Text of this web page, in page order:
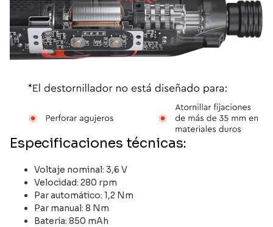
Especificaciones técnicas:
Voltaje nominal: 3,6 V
Velocidad: 280 rpm
Par automático: 1,2 Nm
Par manual: 8 Nm
Batería: 850 mAh